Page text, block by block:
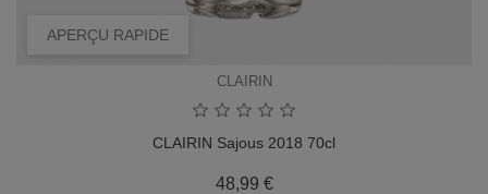
APERÇU RAPIDE
CLAIRIN
CLAIRIN Sajous 2018 70cl
48,99 €Prix